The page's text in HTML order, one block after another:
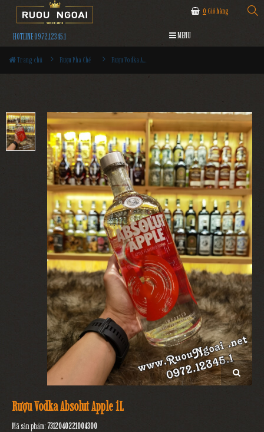
0 Giỏ hàng
HOTLINE 0972.12345.1 MENU
Trang chủ Rượu Pha Chế Rượu Vodka Absolut Apple 1L
Rượu Vodka Absolut Apple 1L
Mã sản phẩm:7312040221004300